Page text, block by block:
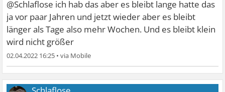
@Schlaflose ich hab das aber es bleibt lange hatte das
ja vor paar Jahren und jetzt wieder aber es bleibt
länger als Tage also mehr Wochen. Und es bleibt klein
wird nicht größer
02.04.2022 16:25 •